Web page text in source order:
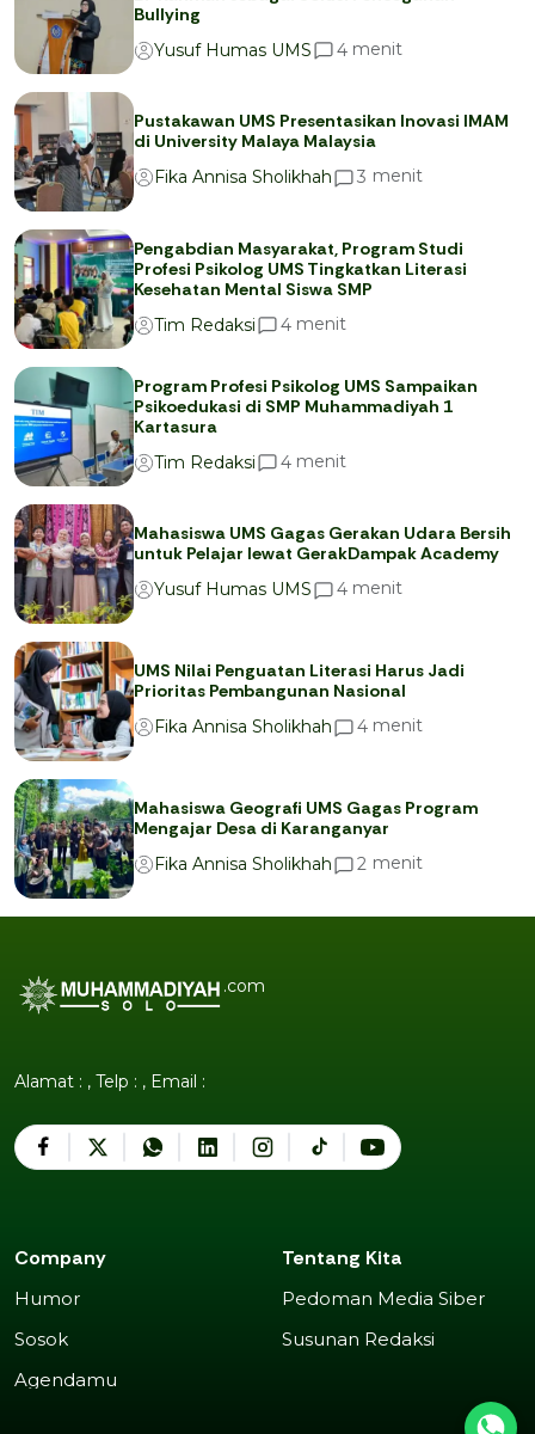
Bullying
Yusuf Humas UMS
4 menit
Pustakawan UMS Presentasikan Inovasi IMAM
di University Malaya Malaysia
Fika Annisa Sholikhah
3 menit
Pengabdian Masyarakat, Program Studi
Profesi Psikolog UMS Tingkatkan Literasi
Kesehatan Mental Siswa SMP
Tim Redaksi
4 menit
Program Profesi Psikolog UMS Sampaikan
Psikoedukasi di SMP Muhammadiyah 1
Kartasura
Tim Redaksi
4 menit
Mahasiswa UMS Gagas Gerakan Udara Bersih
untuk Pelajar lewat GerakDampak Academy
Yusuf Humas UMS
4 menit
UMS Nilai Penguatan Literasi Harus Jadi
Prioritas Pembangunan Nasional
Fika Annisa Sholikhah
4 menit
Mahasiswa Geografi UMS Gagas Program
Mengajar Desa di Karanganyar
Fika Annisa Sholikhah
2 menit
.com
Alamat : , Telp : , Email :
Company
Humor
Sosok
Agendamu
Tentang Kita
Pedoman Media Siber
Susunan Redaksi